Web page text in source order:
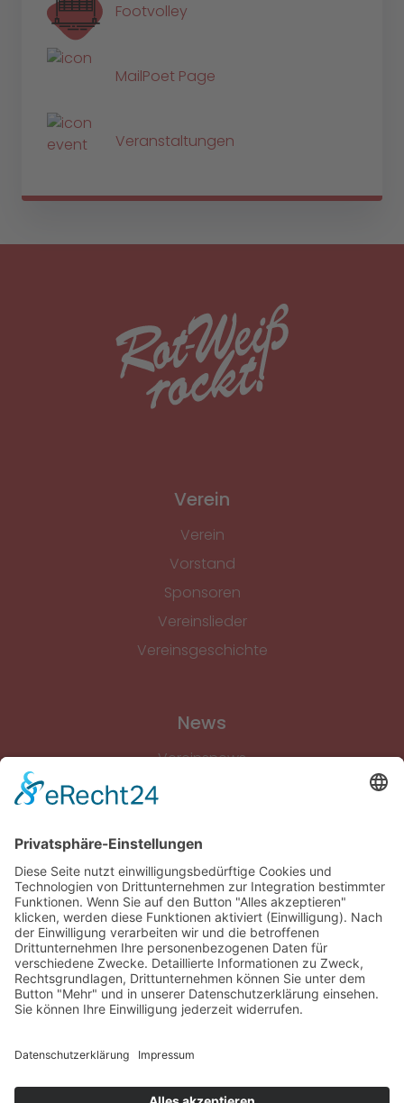
Footvolley
MailPoet Page
Veranstaltungen
Verein
Verein
Vorstand
Sponsoren
Vereinslieder
Vereinsgeschichte
News
Vereinsnews
Gymnastik & Aerobic
Tischtennis
Footvolley
Sonstiges
Download-Bereich
Datenschutz